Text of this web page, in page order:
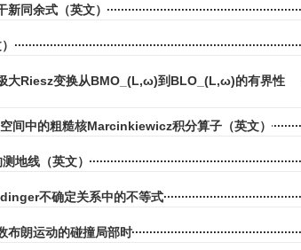
新同余式（英文）
大Riesz变换从BMO_(L,ω)到BLO_(L,ω)的有界性
间中的粗糙核Marcinkiewicz积分算子（英文）
地线（英文）
不确定关系中的不等式
布朗运动的碰撞局部时